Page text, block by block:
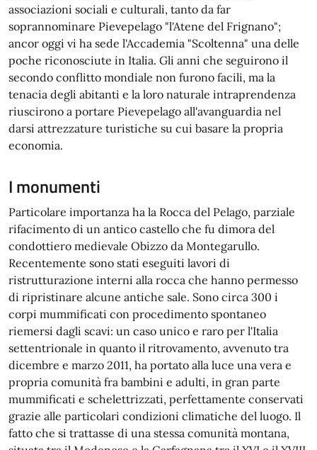
associazioni sociali e culturali, tanto da far
soprannominare Pievepelago "l'Atene del Frignano";
ancor oggi vi ha sede l'Accademia "Scoltenna" una delle
poche riconosciute in Italia. Gli anni che seguirono il
secondo conflitto mondiale non furono facili, ma la
tenacia degli abitanti e la loro naturale intraprendenza
riuscirono a portare Pievepelago all'avanguardia nel
darsi attrezzature turistiche su cui basare la propria
economia.
I monumenti
Particolare importanza ha la Rocca del Pelago, parziale
rifacimento di un antico castello che fu dimora del
condottiero medievale Obizzo da Montegarullo.
Recentemente sono stati eseguiti lavori di
ristrutturazione interni alla rocca che hanno permesso
di ripristinare alcune antiche sale. Sono circa 300 i
corpi mummificati con procedimento spontaneo
riemersi dagli scavi: un caso unico e raro per l'Italia
settentrionale in quanto il ritrovamento, avvenuto tra
dicembre e marzo 2011, ha portato alla luce una vera e
propria comunità fra bambini e adulti, in gran parte
mummificati e schelettrizzati, perfettamente conservati
grazie alle particolari condizioni climatiche del luogo. Il
fatto che si trattasse di una stessa comunità montana,